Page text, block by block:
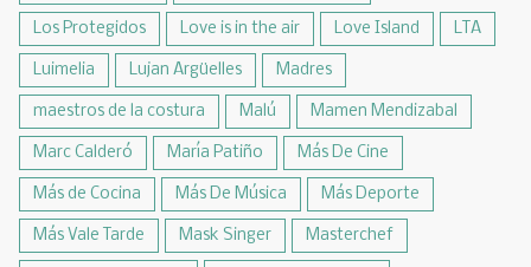
Los Protegidos Love is in the air Love Island LTA
Luimelia Lujan Argüelles Madres
maestros de la costura Malú Mamen Mendizabal
Marc Calderó María Patiño Más De Cine
Más de Cocina Más De Música Más Deporte
Más Vale Tarde Mask Singer Masterchef